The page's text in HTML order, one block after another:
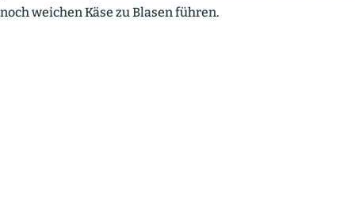
noch weichen Käse zu Blasen führen.